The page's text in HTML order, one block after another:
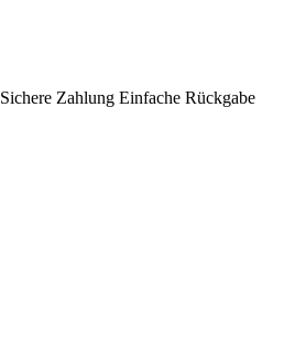
Sichere Zahlung Einfache Rückgabe